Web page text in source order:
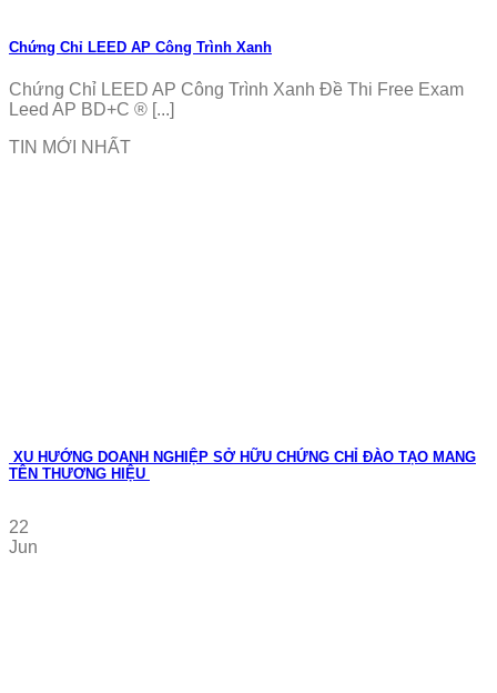
Chứng Chỉ LEED AP Công Trình Xanh
Chứng Chỉ LEED AP Công Trình Xanh Đề Thi Free Exam
Leed AP BD+C ® [...]
TIN MỚI NHẤT
XU HƯỚNG DOANH NGHIỆP SỞ HỮU CHỨNG CHỈ ĐÀO TẠO MANG
TÊN THƯƠNG HIỆU
22
Jun